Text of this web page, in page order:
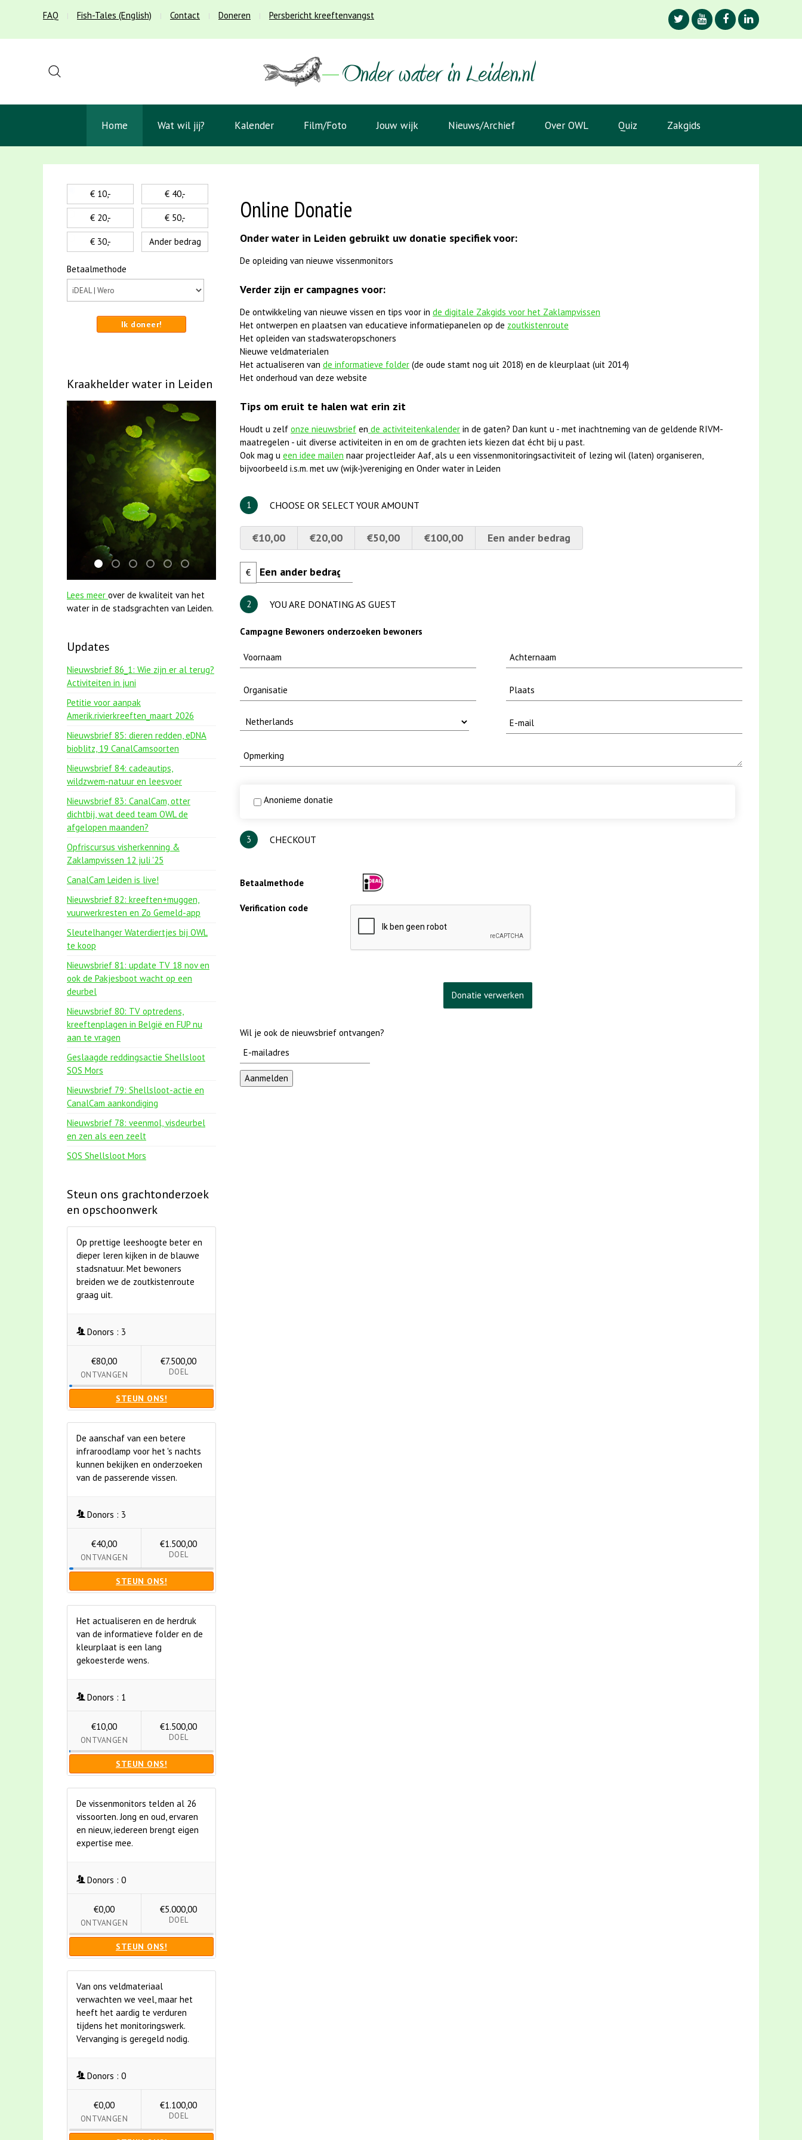
FAQ Fish-Tales (English) Contact Doneren Persbericht kreeftenvangst
Home Wat wil jij? Kalender Film/Foto Jouw wijk Nieuws/Archief Over OWL Quiz Zakgids
Online Donatie
Onder water in Leiden gebruikt uw donatie specifiek voor:
De opleiding van nieuwe vissenmonitors
Verder zijn er campagnes voor:
De ontwikkeling van nieuwe vissen en tips voor in de digitale Zakgids voor het Zaklampvissen
Het ontwerpen en plaatsen van educatieve informatiepanelen op de zoutkistenroute
Het opleiden van stadswateropschoners
Nieuwe veldmaterialen
Het actualiseren van de informatieve folder (de oude stamt nog uit 2018) en de kleurplaat (uit 2014)
Het onderhoud van deze website
Tips om eruit te halen wat erin zit
Houdt u zelf onze nieuwsbrief en de activiteitenkalender in de gaten? Dan kunt u - met inachtneming van de geldende RIVM-
maatregelen - uit diverse activiteiten in en om de grachten iets kiezen dat écht bij u past.
Ook mag u een idee mailen naar projectleider Aaf, als u een vissenmonitoringsactiviteit of lezing wil (laten) organiseren,
bijvoorbeeld i.s.m. met uw (wijk-)vereniging en Onder water in Leiden
1 CHOOSE OR SELECT YOUR AMOUNT
€10,00 €20,00 €50,00 €100,00 Een ander bedrag
€
2 YOU ARE DONATING AS GUEST
Campagne Bewoners onderzoeken bewoners
Anonieme donatie
3 CHECKOUT
Betaalmethode
Verification code
Wil je ook de nieuwsbrief ontvangen?
€ 10,-
€ 20,-
€ 30,-
€ 40,-
€ 50,-
Ander bedrag
Betaalmethode
Ik doneer!
Kraakhelder water in Leiden
jun2021 zaklv 5 snoekje MOOI
jun2021 28 brasem en rietvoorns 4a verscherpt
mei2021 watervogelmethode fuut met baars
karper met kattenklimtouw
smoelenboek fifi en karper nieuwsbrief-
mei2021 1 snoekje elly
Lees meer over de kwaliteit van het
water in de stadsgrachten van Leiden.
Updates
Nieuwsbrief 86_1: Wie zijn er al terug?
Activiteiten in juni
Petitie voor aanpak
Amerik.rivierkreeften_maart 2026
Nieuwsbrief 85: dieren redden, eDNA
bioblitz, 19 CanalCamsoorten
Nieuwsbrief 84: cadeautips,
wildzwem-natuur en leesvoer
Nieuwsbrief 83: CanalCam, otter
dichtbij, wat deed team OWL de
afgelopen maanden?
Opfriscursus visherkenning &
Zaklampvissen 12 juli '25
CanalCam Leiden is live!
Nieuwsbrief 82: kreeften+muggen,
vuurwerkresten en Zo Gemeld-app
Sleutelhanger Waterdiertjes bij OWL
te koop
Nieuwsbrief 81: update TV 18 nov en
ook de Pakjesboot wacht op een
deurbel
Nieuwsbrief 80: TV optredens,
kreeftenplagen in België en FUP nu
aan te vragen
Geslaagde reddingsactie Shellsloot
SOS Mors
Nieuwsbrief 79: Shellsloot-actie en
CanalCam aankondiging
Nieuwsbrief 78: veenmol, visdeurbel
en zen als een zeelt
SOS Shellsloot Mors
Steun ons grachtonderzoek
en opschoonwerk
Op prettige leeshoogte beter en
dieper leren kijken in de blauwe
stadsnatuur. Met bewoners
breiden we de zoutkistenroute
graag uit.
Donors : 3
€80,00
ONTVANGEN
€7.500,00
DOEL
STEUN ONS!
De aanschaf van een betere
infraroodlamp voor het 's nachts
kunnen bekijken en onderzoeken
van de passerende vissen.
Donors : 3
€40,00
ONTVANGEN
€1.500,00
DOEL
STEUN ONS!
Het actualiseren en de herdruk
van de informatieve folder en de
kleurplaat is een lang
gekoesterde wens.
Donors : 1
€10,00
ONTVANGEN
€1.500,00
DOEL
STEUN ONS!
De vissenmonitors telden al 26
vissoorten. Jong en oud, ervaren
en nieuw, iedereen brengt eigen
expertise mee.
Donors : 0
€0,00
ONTVANGEN
€5.000,00
DOEL
STEUN ONS!
Van ons veldmateriaal
verwachten we veel, maar het
heeft het aardig te verduren
tijdens het monitoringswerk.
Vervanging is geregeld nodig.
Donors : 0
€0,00
ONTVANGEN
€1.100,00
DOEL